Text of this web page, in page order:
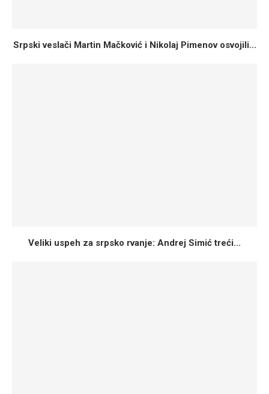
Srpski veslači Martin Mačković i Nikolaj Pimenov osvojili...
Veliki uspeh za srpsko rvanje: Andrej Simić treći...